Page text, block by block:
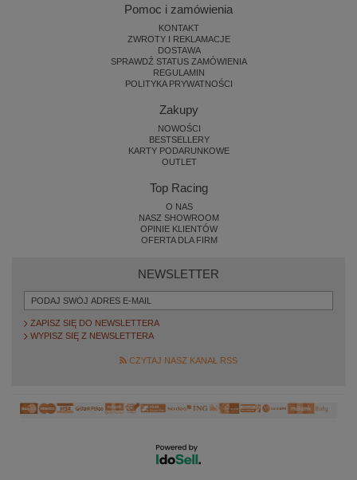
Pomoc i zamówienia
KONTAKT
ZWROTY I REKLAMACJE
DOSTAWA
SPRAWDŹ STATUS ZAMÓWIENIA
REGULAMIN
POLITYKA PRYWATNOŚCI
Zakupy
NOWOŚCI
BESTSELLERY
KARTY PODARUNKOWE
OUTLET
Top Racing
O NAS
NASZ SHOWROOM
OPINIE KLIENTÓW
OFERTA DLA FIRM
NEWSLETTER
ZAPISZ SIĘ DO NEWSLETTERA
WYPISZ SIĘ Z NEWSLETTERA
CZYTAJ NASZ KANAŁ RSS